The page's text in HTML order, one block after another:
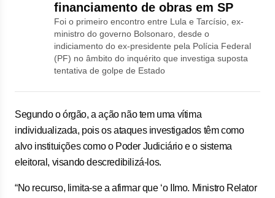
financiamento de obras em SP
Foi o primeiro encontro entre Lula e Tarcísio, ex-
ministro do governo Bolsonaro, desde o
indiciamento do ex-presidente pela Polícia Federal
(PF) no âmbito do inquérito que investiga suposta
tentativa de golpe de Estado
Segundo o órgão, a ação não tem uma vítima
individualizada, pois os ataques investigados têm como
alvo instituições como o Poder Judiciário e o sistema
eleitoral, visando descredibilizá-los.
“No recurso, limita-se a afirmar que ‘o Ilmo. Ministro Relator